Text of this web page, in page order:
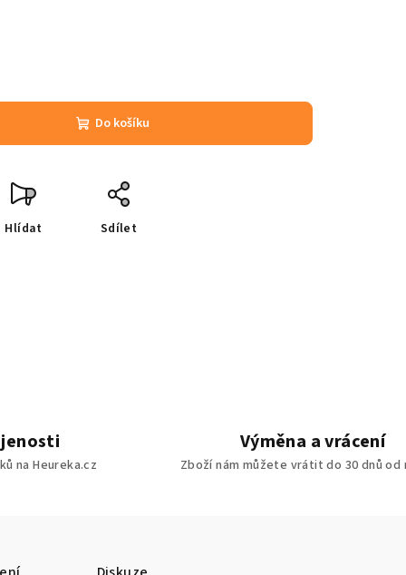
Do košíku
Hlídat Sdílet
na Heureka.cz
Výměna a vrácení
Zboží nám můžete vrátit do 30 dnů od